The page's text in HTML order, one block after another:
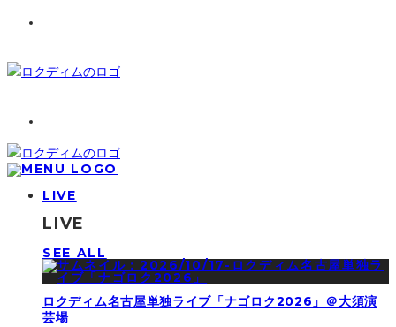
LIVE
LIVE
SEE ALL
ロクディム名古屋単独ライブ「ナゴロク2026」＠大須演
芸場